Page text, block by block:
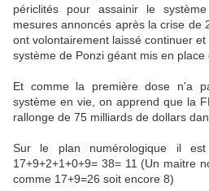
périclités pour assainir le
mesures annoncés après la crise de
ont volontairement laissé continuer
système de Ponzi géant mis en
Et comme la première dose n'a
système en vie, on apprend que la
rallonge de 75 milliards de dollars
Sur le plan numérologique il
17+9+2+1+0+9= 38= 11 (Un maitre
comme 17+9=26 soit encore 8)